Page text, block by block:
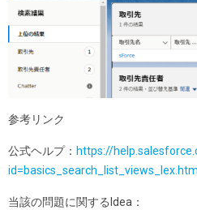
参考リンク
公式ヘルプ： https://
当該の問題に関するIdea：